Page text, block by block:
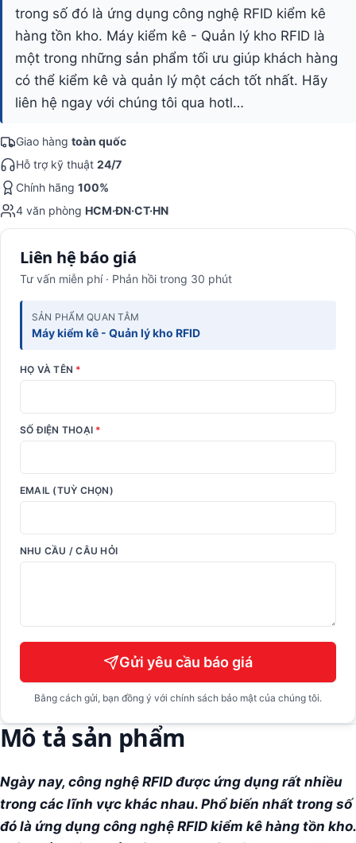
trong số đó là ứng dụng công nghệ RFID kiểm kê
hàng tồn kho. Máy kiểm kê - Quản lý kho RFID là
một trong những sản phẩm tối ưu giúp khách hàng
có thể kiểm kê và quản lý một cách tốt nhất. Hãy
liên hệ ngay với chúng tôi qua hotl…
Giao hàng toàn quốc
Hỗ trợ kỹ thuật 24/7
Chính hãng 100%
4 văn phòng HCM·ĐN·CT·HN
Liên hệ báo giá
Tư vấn miễn phí · Phản hồi trong 30 phút
SẢN PHẨM QUAN TÂM
Máy kiểm kê - Quản lý kho RFID
HỌ VÀ TÊN *
SỐ ĐIỆN THOẠI *
EMAIL (TUỲ CHỌN)
NHU CẦU / CÂU HỎI
Gửi yêu cầu báo giá
Bằng cách gửi, bạn đồng ý với chính sách bảo mật của chúng tôi.
Mô tả sản phẩm
Ngày nay, công nghệ RFID được ứng dụng rất nhiều
trong các lĩnh vực khác nhau. Phổ biến nhất trong số
đó là ứng dụng công nghệ RFID kiểm kê hàng tồn kho.